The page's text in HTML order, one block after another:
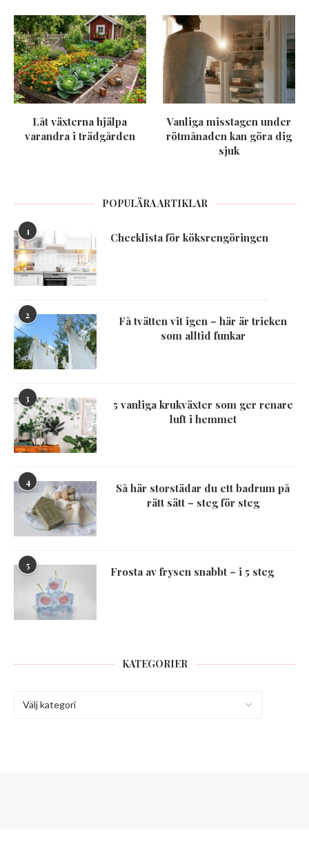
Låt växterna hjälpa
varandra i trädgården
Vanliga misstagen under
rötmånaden kan göra dig
sjuk
POPULÄRA ARTIKLAR
1 Checklista för köksrengöringen
2
Få tvätten vit igen – här är tricken
som alltid funkar
3
5 vanliga krukväxter som ger renare
luft i hemmet
4
Så här storstädar du ett badrum på
rätt sätt – steg för steg
5 Frosta av frysen snabbt – i 5 steg
KATEGORIER